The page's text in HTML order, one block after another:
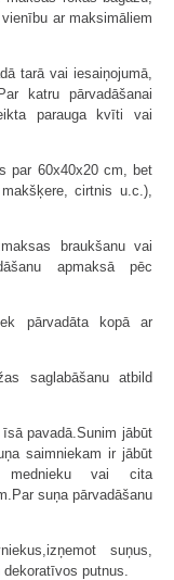
ar maksimāliem
tarā vai iesaiņojumā,
katru pārvadāšanai
parauga kvīti vai
par 60x40x20 cm, bet
cirtnis u.c.),
braukšanu vai
apmaksā pēc
pārvadāta kopā ar
saglabāšanu atbild
pavadā.Sunim jābūt
saimniekam ir jābūt
vai cita
suņa pārvadāšanu
suņus,
putnus.